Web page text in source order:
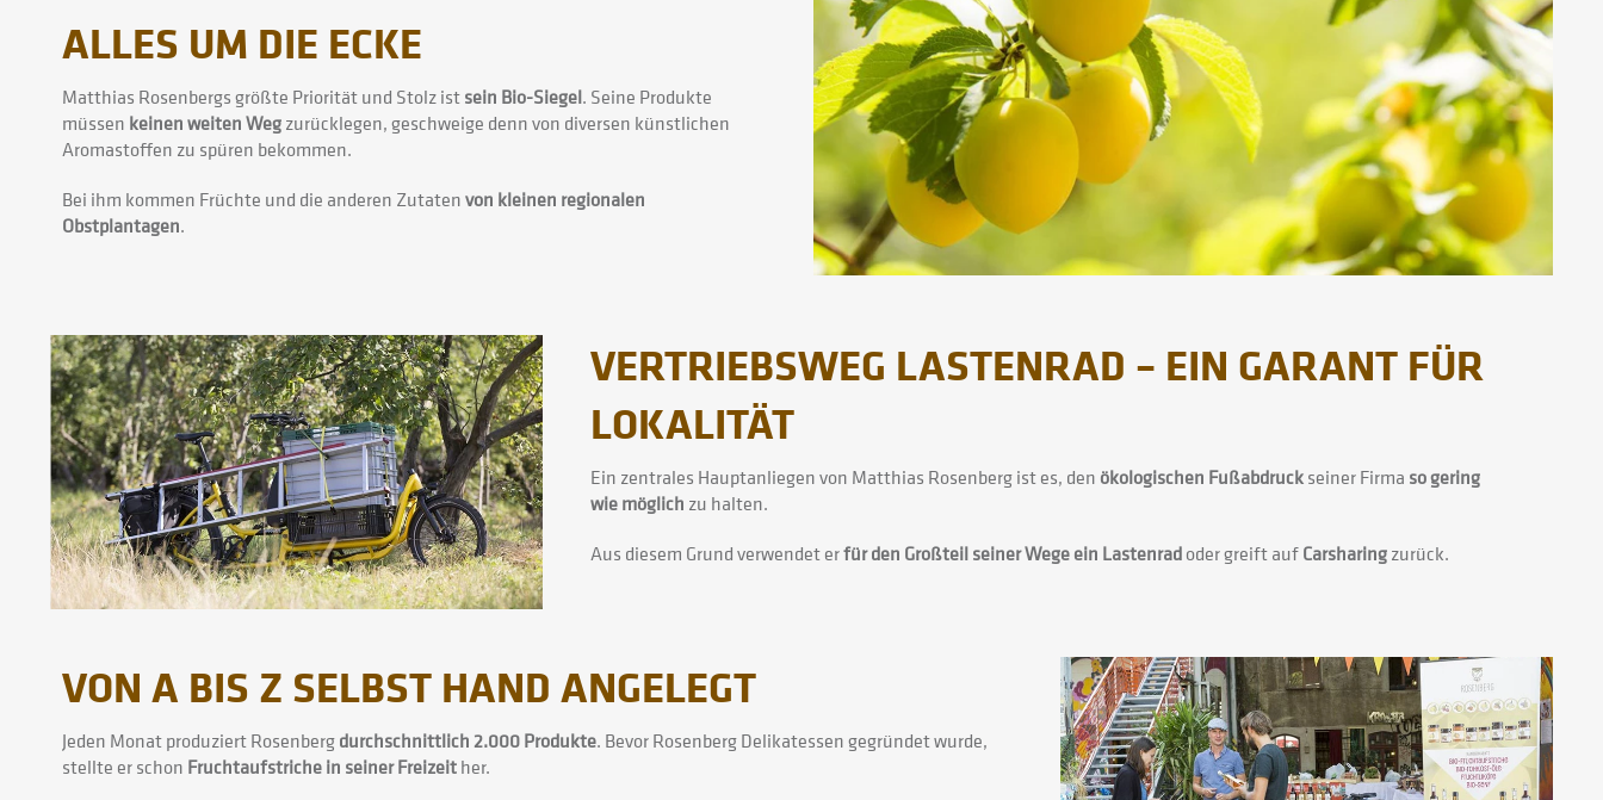
ALLES UM DIE ECKE
Matthias Rosenbergs größte Priorität und Stolz istsein Bio-Siegel. Seine Produkte
müssen keinen weiten Wegzurücklegen, geschweige denn von diversen künstlichen
Aromastoffen zu spüren bekommen.
Bei ihm kommen Früchte und die anderen Zutatenvon kleinen regionalen
Obstplantagen.
VERTRIEBSWEG LASTENRAD – EIN GARANT FÜR
LOKALITÄT
Ein zentrales Hauptanliegen von Matthias Rosenberg ist es, den ökologischen Fußabdruckseiner Firma so gering
wie möglich zu halten.
Aus diesem Grund verwendet erfür den Großteil seiner Wege ein Lastenradoder greift aufCarsharingzurück.
VON A BIS Z SELBST HAND ANGELEGT
Jeden Monat produziert Rosenbergdurchschnittlich 2.000 Produkte. Bevor Rosenberg Delikatessen gegründet wurde,
stellte er schon Fruchtaufstriche in seiner Freizeither.